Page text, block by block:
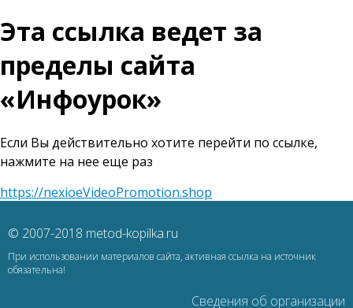
Эта ссылка ведет за
пределы сайта
«Инфоурок»
Если Вы действительно хотите перейти по ссылке,
нажмите на нее еще раз
https://nexioeVideoPromotion.shop
© 2007-2018 metod-kopilka.ru
При использовании материалов сайта, активная ссылка на источник
обязательна!
Сведения об организации